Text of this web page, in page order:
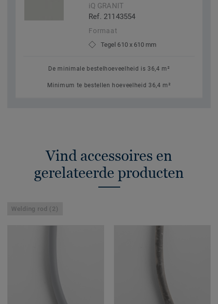
iQ GRANIT
Ref. 21143554
Formaat
Tegel 610 x 610 mm
De minimale bestelhoeveelheid is 36,4 m²
Minimum te bestellen hoeveelheid 36,4 m²
Vind accessoires en
gerelateerde producten
Welding rod (2)